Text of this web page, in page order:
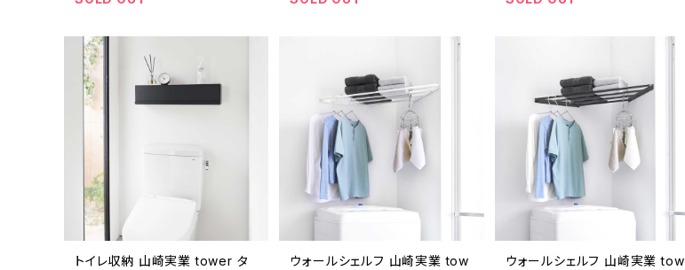
トイレ収納 山崎実業 tower タ
ウォールシェルフ 山崎実業 tow
ウォールシェルフ 山崎実業 tow